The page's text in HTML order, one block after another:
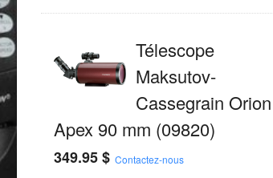
Télescope
Maksutov-
Cassegrain Orion
Apex 90 mm (09820)
349.95$ Contactez-nous